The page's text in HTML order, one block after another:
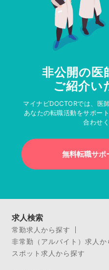
非公開の医
ご紹介い
マイナビDOCTORでは、医
あなたの転職活動をサポー
合わせ
無料転職サポ
求人検索
常勤求人から探す
非常勤（アルバイト）求人か
スポット求人から探す